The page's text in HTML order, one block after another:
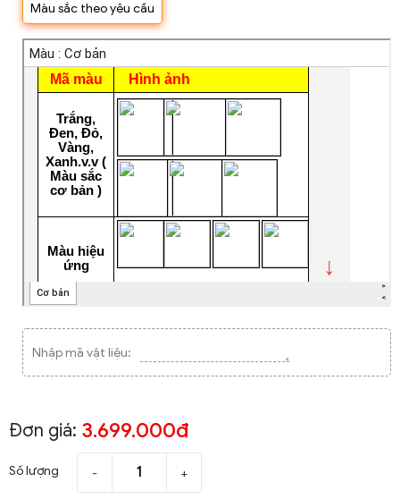
Màu sắc theo yêu cầu
Nhập mã vật liệu:
Đơn giá: 3.699.000đ
Số lượng - +